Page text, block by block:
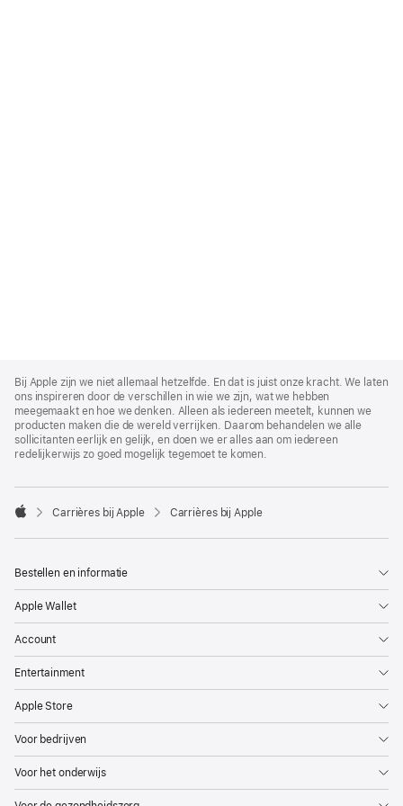
Footer
Bij Apple zijn we niet allemaal hetzelfde. En dat is juist onze kracht. We laten
ons inspireren door de verschillen in wie we zijn, wat we hebben
meegemaakt en hoe we denken. Alleen als iedereen meetelt, kunnen we
producten maken die de wereld verrijken. Daarom behandelen we alle
sollicitanten eerlijk en gelijk, en doen we er alles aan om iedereen
redelijkerwijs zo goed mogelijk tegemoet te komen.

Carrières bij Apple Carrières bij Apple
Bestellen en informatie
Apple Wallet
Account
Entertainment
Apple Store
Voor bedrijven
Voor het onderwijs